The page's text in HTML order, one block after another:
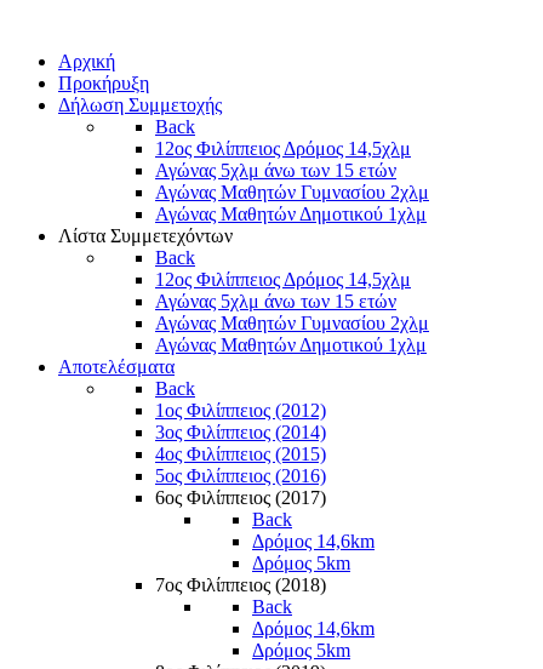
Αρχική
Προκήρυξη
Δήλωση Συμμετοχής
Back
12ος Φιλίππειος Δρόμος 14,5χλμ
Αγώνας 5χλμ άνω των 15 ετών
Αγώνας Μαθητών Γυμνασίου 2χλμ
Αγώνας Μαθητών Δημοτικού 1χλμ
Λίστα Συμμετεχόντων
Back
12ος Φιλίππειος Δρόμος 14,5χλμ
Αγώνας 5χλμ άνω των 15 ετών
Αγώνας Μαθητών Γυμνασίου 2χλμ
Αγώνας Μαθητών Δημοτικού 1χλμ
Αποτελέσματα
Back
1ος Φιλίππειος (2012)
3ος Φιλίππειος (2014)
4ος Φιλίππειος (2015)
5ος Φιλίππειος (2016)
6ος Φιλίππειος (2017)
Back
Δρόμος 14,6km
Δρόμος 5km
7ος Φιλίππειος (2018)
Back
Δρόμος 14,6km
Δρόμος 5km